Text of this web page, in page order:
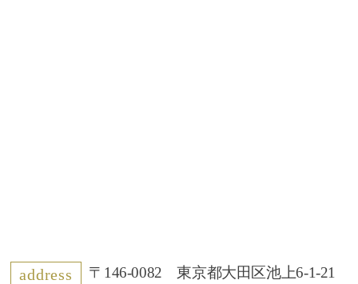
address
〒146-0082 東京都大田区池上6-1-21